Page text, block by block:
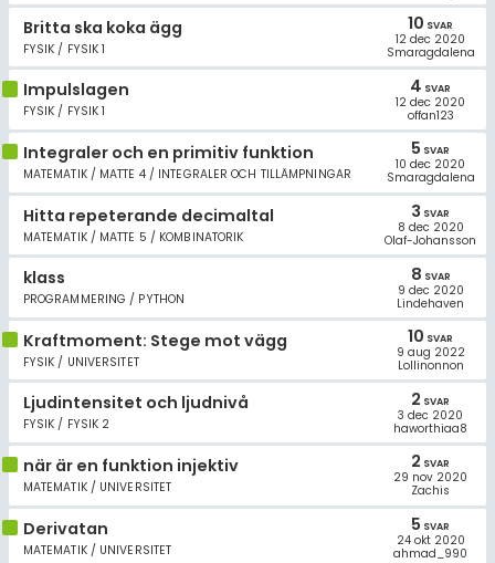
Britta ska koka ägg
FYSIK / FYSIK 1
10 SVAR
12 dec 2020
Smaragdalena
Impulslagen
FYSIK / FYSIK 1
4 SVAR
12 dec 2020
offan123
Integraler och en primitiv funktion
MATEMATIK / MATTE 4 / INTEGRALER OCH TILLÄMPNINGAR
5 SVAR
10 dec 2020
Smaragdalena
Hitta repeterande decimaltal
MATEMATIK / MATTE 5 / KOMBINATORIK
3 SVAR
8 dec 2020
Olaf-Johansson
klass
PROGRAMMERING / PYTHON
8 SVAR
9 dec 2020
Lindehaven
Kraftmoment: Stege mot vägg
FYSIK / UNIVERSITET
10 SVAR
9 aug 2022
Lollinonnon
Ljudintensitet och ljudnivå
FYSIK / FYSIK 2
2 SVAR
3 dec 2020
haworthiaa8
när är en funktion injektiv
MATEMATIK / UNIVERSITET
2 SVAR
29 nov 2020
Zachis
Derivatan
MATEMATIK / UNIVERSITET
5 SVAR
24 okt 2020
ahmad_990